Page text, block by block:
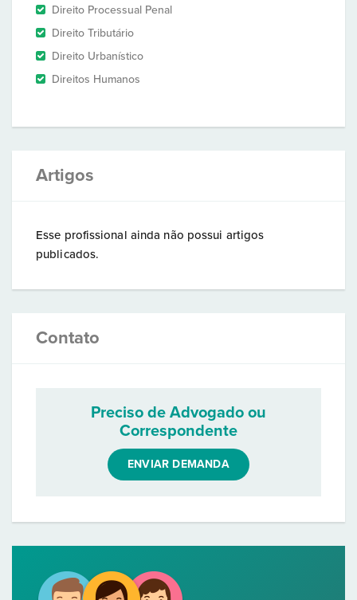
Direito Processual Penal
Direito Tributário
Direito Urbanístico
Direitos Humanos
Artigos
Esse profissional ainda não possui artigos
publicados.
Contato
Preciso de Advogado ou
Correspondente
ENVIAR DEMANDA